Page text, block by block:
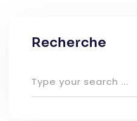
Recherche